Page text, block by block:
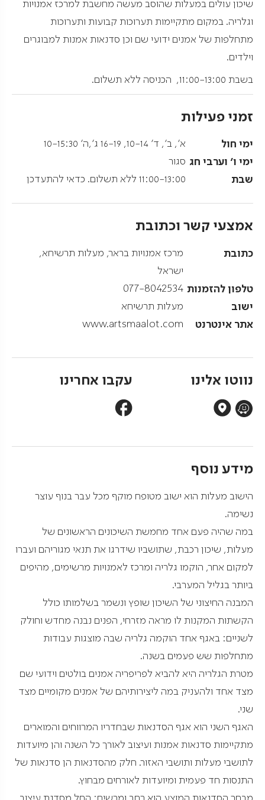
שיכון עולים במעלות שהוסב מעשה מחשבת למרכז אמנויות
וגלריה. במקום מתקיימות תערוכות קבועות ותערוכות
מתחלפות של אמנים ידועי שם וכן סדנאות אמנות למבוגרים
וילדים.
בשבת 11:00-13:00, הכניסה ללא תשלום.
זמני פעילות
ימי חול א', ב', ד' 10-14, 16-19 ג',ה' 10-15:30
ימי ו' וערבי חג סגור
שבת 11:00-13:00 ללא תשלום. כדאי להתעדכן
אמצעי קשר וכתובת
כתובת
מרכז אמנויות בראר, מעלות תרשיחא,
ישראל
טלפון להזמנות 077-8042534
ישוב מעלות תרשיחא
אתר אינטרנט www.artsmaalot.com
נווטו אלינו עקבו אחרינו
מידע נוסף
הישוב מעלות הוא ישוב מטופח מוקף מכל עבר בנוף עוצר
נשימה.
במה שהיה פעם אחד מחמשת השיכונים הראשונים של
מעלות, שיכון רכבת, שתושביו שידרגו את תנאי מגוריהם ועברו
למקום אחר, הוקמו גלריה ומרכז לאמנויות מרשימים, מהיפים
ביותר בגליל המערבי.
המבנה החיצוני של השיכון שופץ ונשמר בשלמותו כולל
הקשתות המקנות לו מראה מזרחי, הפנים נבנה מחדש וחולק
לשניים: באגף אחד הוקמה גלריה שבה מוצגות עבודות
מתחלפות שש פעמים בשנה.
מטרת הגלריה היא להביא לפריפריה אמנים בולטים וידועי שם
מצד אחד ולהעניק במה ליצירותיהם של אמנים מקומיים מצד
שני.
האגף השני הוא אגף הסדנאות שבחדריו המרווחים והמוארים
מתקיימות סדנאות אמנות ועיצוב לאורך כל השנה והן מיועדות
לתושבי מעלות ותושבי האזור. חלק מהסדנאות הן סדנאות של
התנסות חד פעמית ומיועדות לאורחים מבחוץ.